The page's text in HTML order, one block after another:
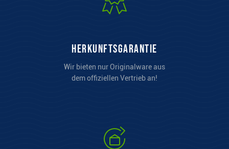
Herkunftsgarantie
Wir bieten nur Originalware aus
dem offiziellen Vertrieb an!